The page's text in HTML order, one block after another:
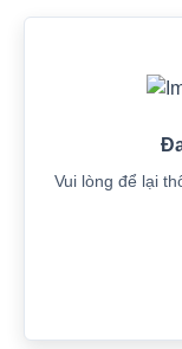
Vui lòng để lại